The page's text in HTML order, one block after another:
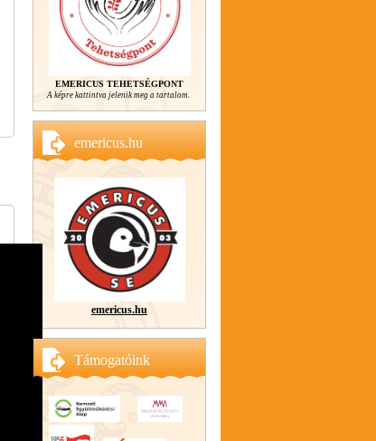
EMERICUS TEHETSÉGPONT
A képre kattintva jelenik meg a tartalom.
emericus.hu
emericus.hu
Támogatóink